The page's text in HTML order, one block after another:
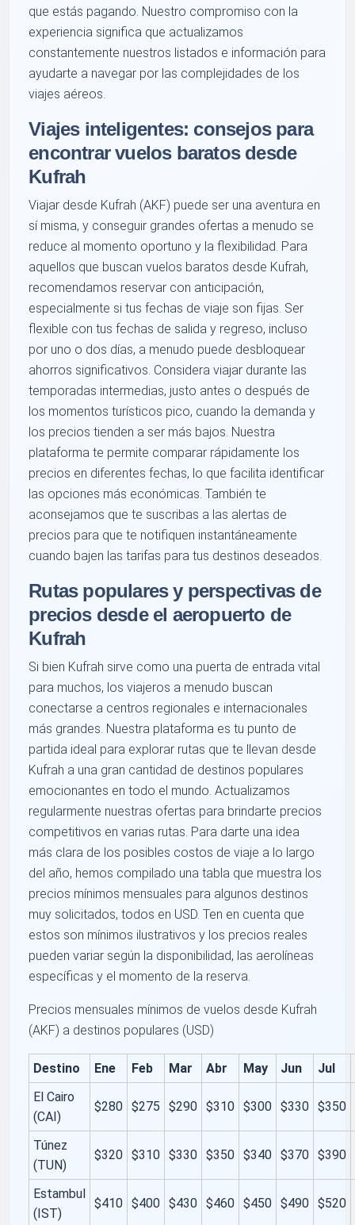
que estás pagando. Nuestro compromiso con la
experiencia significa que actualizamos
constantemente nuestros listados e información para
ayudarte a navegar por las complejidades de los
viajes aéreos.
Viajes inteligentes: consejos para
encontrar vuelos baratos desde
Kufrah
Viajar desde Kufrah (AKF) puede ser una aventura en
sí misma, y conseguir grandes ofertas a menudo se
reduce al momento oportuno y la flexibilidad. Para
aquellos que buscan vuelos baratos desde Kufrah,
recomendamos reservar con anticipación,
especialmente si tus fechas de viaje son fijas. Ser
flexible con tus fechas de salida y regreso, incluso
por uno o dos días, a menudo puede desbloquear
ahorros significativos. Considera viajar durante las
temporadas intermedias, justo antes o después de
los momentos turísticos pico, cuando la demanda y
los precios tienden a ser más bajos. Nuestra
plataforma te permite comparar rápidamente los
precios en diferentes fechas, lo que facilita identificar
las opciones más económicas. También te
aconsejamos que te suscribas a las alertas de
precios para que te notifiquen instantáneamente
cuando bajen las tarifas para tus destinos deseados.
Rutas populares y perspectivas de
precios desde el aeropuerto de
Kufrah
Si bien Kufrah sirve como una puerta de entrada vital
para muchos, los viajeros a menudo buscan
conectarse a centros regionales e internacionales
más grandes. Nuestra plataforma es tu punto de
partida ideal para explorar rutas que te llevan desde
Kufrah a una gran cantidad de destinos populares
emocionantes en todo el mundo. Actualizamos
regularmente nuestras ofertas para brindarte precios
competitivos en varias rutas. Para darte una idea
más clara de los posibles costos de viaje a lo largo
del año, hemos compilado una tabla que muestra los
precios mínimos mensuales para algunos destinos
muy solicitados, todos en USD. Ten en cuenta que
estos son mínimos ilustrativos y los precios reales
pueden variar según la disponibilidad, las aerolíneas
específicas y el momento de la reserva.
Precios mensuales mínimos de vuelos desde Kufrah
(AKF) a destinos populares (USD)
Destino Ene Feb Mar Abr May Jun
Jul
El Cairo
(CAI)
$280 $275 $290 $310 $300 $330 $350
Túnez
(TUN)
$320 $310 $330 $350 $340 $370 $390
Estambul
(IST)
$410 $400 $430 $460 $450 $490 $520